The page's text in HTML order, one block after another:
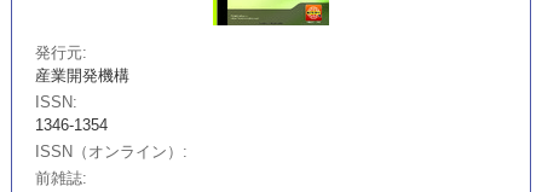
発行元
産業開発機構
ISSN
1346-1354
ISSN（オンライン）
前雑誌